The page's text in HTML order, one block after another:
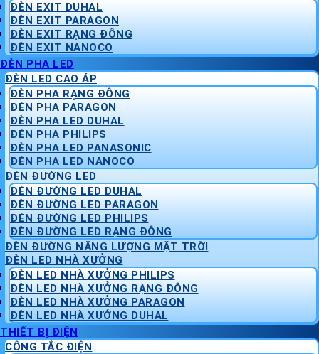
ĐÈN EXIT DUHAL
ĐÈN EXIT PARAGON
ĐÈN EXIT RẠNG ĐÔNG
ĐÈN EXIT NANOCO
ĐÈN PHA LED
ĐÈN LED CAO ÁP
ĐÈN PHA RẠNG ĐÔNG
ĐÈN PHA PARAGON
ĐÈN PHA LED DUHAL
ĐÈN PHA PHILIPS
ĐÈN PHA LED PANASONIC
ĐÈN PHA LED NANOCO
ĐÈN ĐƯỜNG LED
ĐÈN ĐƯỜNG LED DUHAL
ĐÈN ĐƯỜNG LED PARAGON
ĐÈN ĐƯỜNG LED PHILIPS
ĐÈN ĐƯỜNG LED RẠNG ĐÔNG
ĐÈN ĐƯỜNG NĂNG LƯỢNG MẶT TRỜI
ĐÈN LED NHÀ XƯỞNG
ĐÈN LED NHÀ XƯỞNG PHILIPS
ĐÈN LED NHÀ XƯỞNG RẠNG ĐÔNG
ĐÈN LED NHÀ XƯỞNG PARAGON
ĐÈN LED NHÀ XƯỞNG DUHAL
THIẾT BỊ ĐIỆN
CÔNG TẮC ĐIỆN